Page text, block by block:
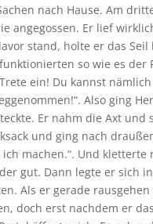
nach Hause. Am
angegossen. Er lief
stand, holte er das
so wie es
ein! Du kannst
Also ging
Er nahm die Axt
und ging nach
ich machen.“. Und
gut. Dann legte er sich
Als er gerade
doch erst nachdem er